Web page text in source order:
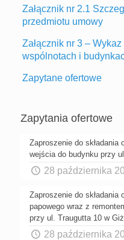
Załącznik nr 2.1
przedmiotu umowy
Załącznik nr 3 –
wspólnotach i
Zapytane ofertowe
Zapytania ofertowe
Zaproszenie do składania
wejścia do budynku przy
28 października
Zaproszenie do składania
papowego wraz z
przy ul. Traugutta 10 w
28 października